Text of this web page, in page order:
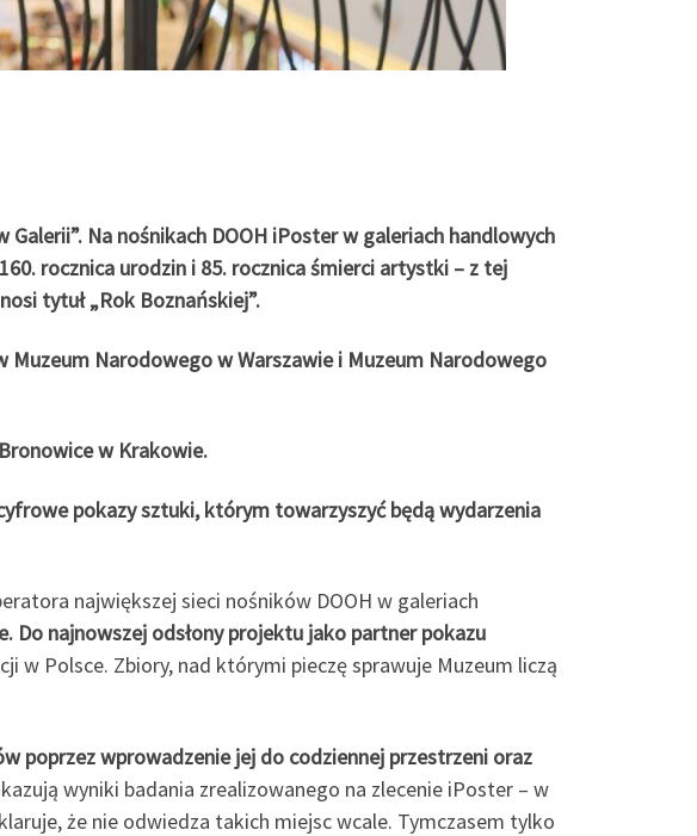
Na nośnikach DOOH iPoster w galeriach handlowych
rocznica urodzin i 85. rocznica śmierci artystki – z tej
tytuł „Rok Boznańskiej”.
Narodowego w Warszawie i Muzeum Narodowego
w Krakowie.
pokazy sztuki, którym towarzyszyć będą wydarzenia
największej sieci nośników DOOH w galeriach
Do najnowszej odsłony projektu jako partner pokazu
w Polsce. Zbiory, nad którymi pieczę sprawuje Muzeum liczą
poprzez wprowadzenie jej do codziennej przestrzeni oraz
wyniki badania zrealizowanego na zlecenie iPoster – w
że nie odwiedza takich miejsc wcale. Tymczasem tylko